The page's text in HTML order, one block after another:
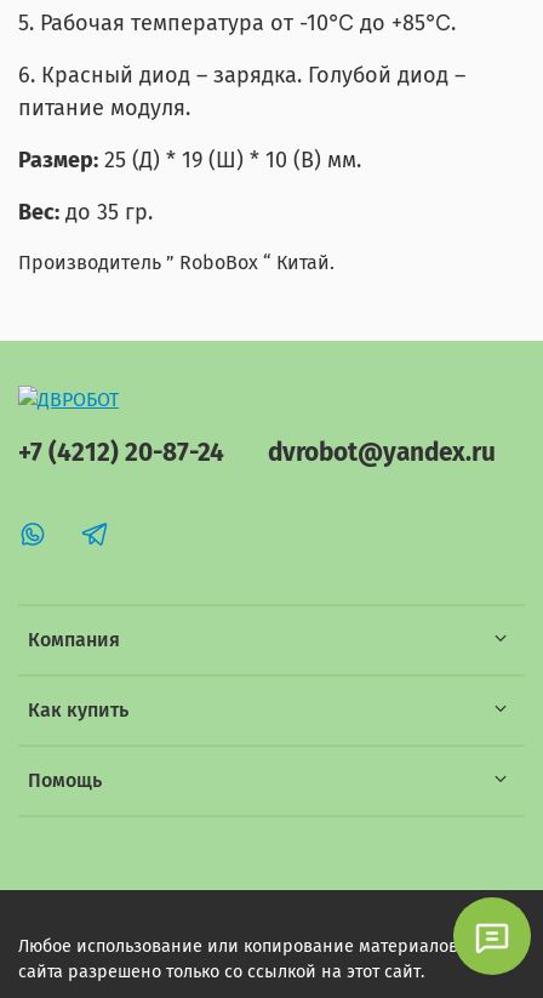
5. Рабочая температура от -10℃ до +85℃.
6. Красный диод – зарядка. Голубой диод –
питание модуля.
Размер: 25 (Д) * 19 (Ш) * 10 (В) мм.
Вес: до 35 гр.
Производитель ” RoboBox “ Китай.
Компания
Как купить
Помощь
+7 (4212) 20-87-24 dvrobot@yandex.ru
Любое использование или копирование материалов этого
сайта разрешено только со ссылкой на этот сайт.